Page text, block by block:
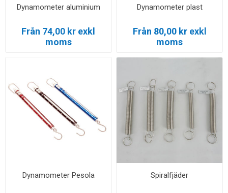
Dynamometer aluminium
Från 74,00 kr exkl
moms
Dynamometer plast
Från 80,00 kr exkl
moms
Dynamometer Pesola Spiralfjäder